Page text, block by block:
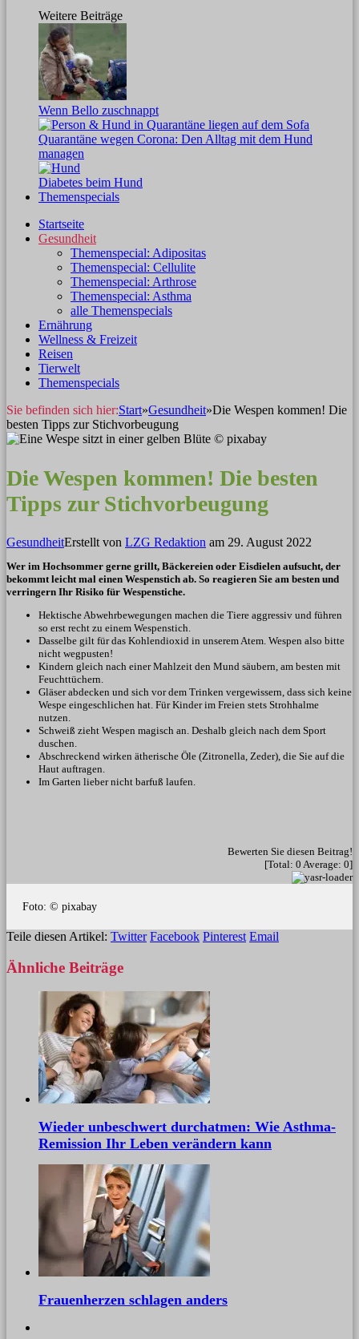
Weitere Beiträge
Wenn Bello zuschnappt
Quarantäne wegen Corona: Den Alltag mit dem Hund
managen
Diabetes beim Hund
Themenspecials
Startseite
Gesundheit
Themenspecial: Adipositas
Themenspecial: Cellulite
Themenspecial: Arthrose
Themenspecial: Asthma
alle Themenspecials
Ernährung
Wellness & Freizeit
Reisen
Tierwelt
Themenspecials
Sie befinden sich hier:Start»Gesundheit»Die Wespen kommen! Die
besten Tipps zur Stichvorbeugung
Die Wespen kommen! Die besten
Tipps zur Stichvorbeugung
Erstellt von LZG Redaktion am 29. August 2022
Gesundheit
Wer im Hochsommer gerne grillt, Bäckereien oder Eisdielen aufsucht, der
bekommt leicht mal einen Wespenstich ab. So reagieren Sie am besten und
verringern Ihr Risiko für Wespenstiche.
Hektische Abwehrbewegungen machen die Tiere aggressiv und führen
so erst recht zu einem Wespenstich.
Dasselbe gilt für das Kohlendioxid in unserem Atem. Wespen also bitte
nicht wegpusten!
Kindern gleich nach einer Mahlzeit den Mund säubern, am besten mit
Feuchttüchern.
Gläser abdecken und sich vor dem Trinken vergewissern, dass sich keine
Wespe eingeschlichen hat. Für Kinder im Freien stets Strohhalme
nutzen.
Schweiß zieht Wespen magisch an. Deshalb gleich nach dem Sport
duschen.
Abschreckend wirken ätherische Öle (Zitronella, Zeder), die Sie auf die
Haut auftragen.
Im Garten lieber nicht barfuß laufen.
Bewerten Sie diesen Beitrag!
[Total: 0 Average: 0]
Foto: © pixabay
Teile diesen Artikel: Twitter Facebook Pinterest Email
Ähnliche Beiträge
Wieder unbeschwert durchatmen: Wie Asthma-
Remission Ihr Leben verändern kann
Frauenherzen schlagen anders